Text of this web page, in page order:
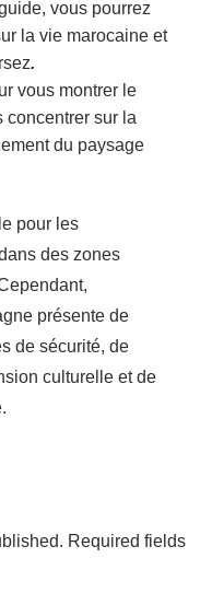
vous pourrez
la vie marocaine et
.
vous montrer le
concentrer sur la
du paysage
pour les
des zones
présente de
de sécurité, de
culturelle et de
Required fields